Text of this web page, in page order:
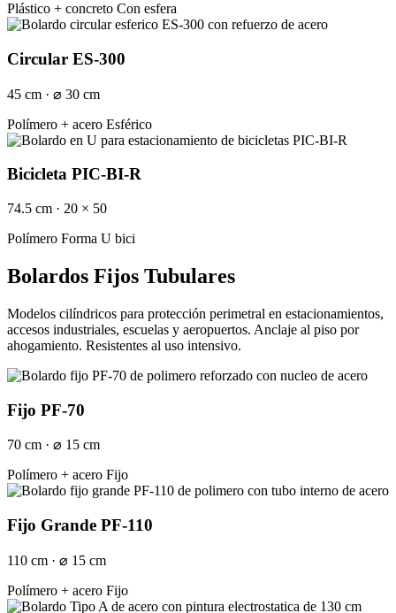
Plástico + concreto Con esfera
Circular ES-300
45 cm · ⌀ 30 cm
Polímero + acero Esférico
Bicicleta PIC-BI-R
74.5 cm · 20 × 50
Polímero Forma U bici
Bolardos Fijos Tubulares
Modelos cilíndricos para protección perimetral en estacionamientos,
accesos industriales, escuelas y aeropuertos. Anclaje al piso por
ahogamiento. Resistentes al uso intensivo.
Fijo PF-70
70 cm · ⌀ 15 cm
Polímero + acero Fijo
Fijo Grande PF-110
110 cm · ⌀ 15 cm
Polímero + acero Fijo